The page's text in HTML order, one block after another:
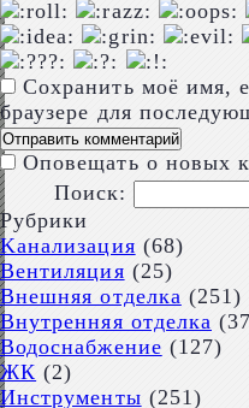
Сохранить моё имя,
браузере для
Оповещать о новых
Поиск:
Рубрики
Kaнализация (68)
Вентиляция (25)
Внешняя отделка (251)
Внутренняя отделка
Водоснабжение (127)
ЖК (2)
Инструменты (251)